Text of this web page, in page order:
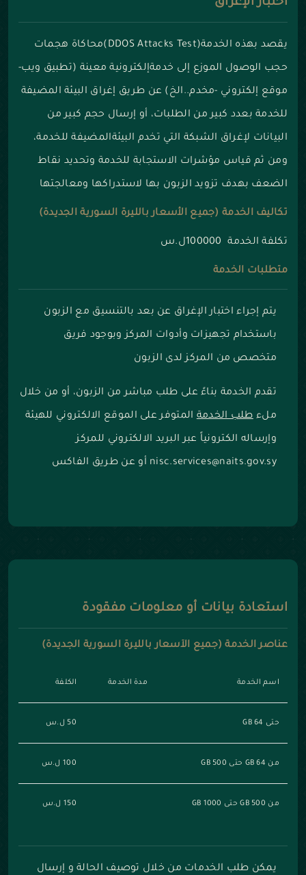
اختبار الإغراق
يقصد بهذه الخدمة(DDOS Attacks Test)محاكاة هجمات
حجب الوصول الموزع إلى خدمةإلكترونية معينة (تطبيق ويب-
موقع إلكتروني -مخدم..الخ) عن طريق إغراق البيئة المضيفة
للخدمة بعدد كبير من الطلبات، أو إرسال حجم كبير من
البيانات لإغراق الشبكة التي تخدم البيئةالمضيفة للخدمة،
ومن ثم قياس مؤشرات الاستجابة للخدمة وتحديد نقاط
الضعف بهدف تزويد الزبون بها لاستدراكها ومعالجتها
تكاليف الخدمة (جميع الأسعار بالليرة السورية الجديدة)
تكلفة الخدمة 100000ل.س
متطلبات الخدمة
يتم إجراء اختبار الإغراق عن بعد بالتنسيق مع الزبون
باستخدام تجهيزات وأدوات المركز وبوجود فريق
متخصص من المركز لدى الزبون
تقدم الخدمة بناءً على طلب مباشر من الزبون، أو من خلال
ملءطلب الخدمةالمتوفر على الموقع الالكتروني للهيئة
وإرساله الكترونياً عبر البريد الالكتروني للمركز
nisc.services@naits.gov.sy أو عن طريق الفاكس
استعادة بيانات أو معلومات مفقودة
عناصر الخدمة (جميع الأسعار بالليرة السورية الجديدة)
اسم الخدمة مدة الخدمة الكلفة
حتى 64 GB 50 ل.س
من 64 GB حتى 500 GB 100 ل.س
من 500 GB حتى 1000 GB 150 ل.س
يمكن طلب الخدمات من خلال توصيف الحالة و إرسال